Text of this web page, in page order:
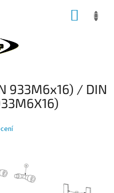
933M6x16) / DIN